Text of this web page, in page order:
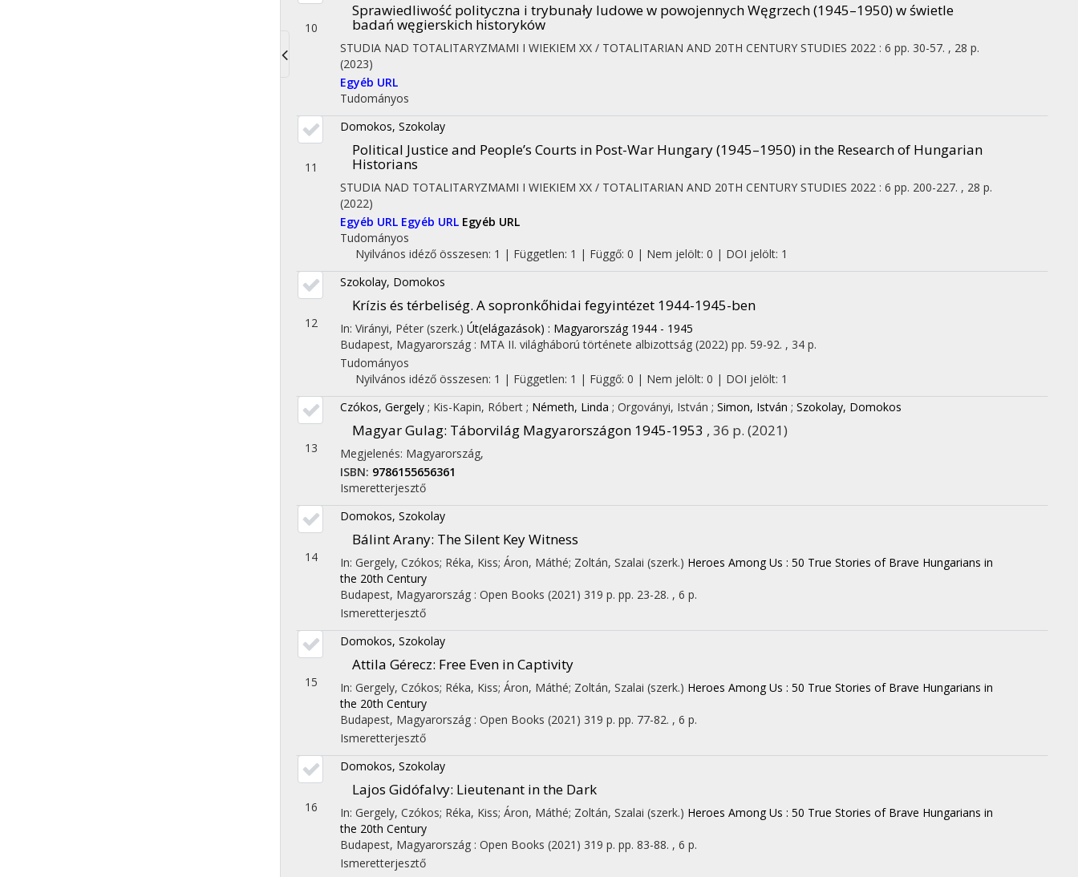
navigation
10
Sprawiedliwość polityczna i trybunały ludowe w powojennych Węgrzech (1945–1950) w świetle
badań węgierskich historyków
STUDIA NAD TOTALITARYZMAMI I WIEKIEM XX / TOTALITARIAN AND 20TH CENTURY STUDIES 2022 : 6 pp. 30-57. , 28 p.
(2023)
Egyéb URL
Tudományos
11
Domokos, Szokolay
Political Justice and People’s Courts in Post-War Hungary (1945–1950) in the Research of Hungarian
Historians
STUDIA NAD TOTALITARYZMAMI I WIEKIEM XX / TOTALITARIAN AND 20TH CENTURY STUDIES 2022 : 6 pp. 200-227. , 28 p.
(2022)
Egyéb URL Egyéb URL Egyéb URL
Tudományos
Nyilvános idéző összesen: 1 | Független: 1 | Függő: 0 | Nem jelölt: 0 | DOI jelölt: 1
12
Szokolay, Domokos
Krízis és térbeliség. A sopronkőhidai fegyintézet 1944-1945-ben
In: Virányi, Péter (szerk.) Út(elágazások) : Magyarország 1944 - 1945
Budapest, Magyarország : MTA II. világháború története albizottság (2022) pp. 59-92. , 34 p.
Tudományos
Nyilvános idéző összesen: 1 | Független: 1 | Függő: 0 | Nem jelölt: 0 | DOI jelölt: 1
13
Czókos, Gergely ; Kis-Kapin, Róbert ; Németh, Linda ; Orgoványi, István ; Simon, István ; Szokolay, Domokos
Magyar Gulag: Táborvilág Magyarországon 1945-1953 , 36 p. (2021)
Megjelenés: Magyarország,
ISBN: 9786155656361
Ismeretterjesztő
14
Domokos, Szokolay
Bálint Arany: The Silent Key Witness
In: Gergely, Czókos; Réka, Kiss; Áron, Máthé; Zoltán, Szalai (szerk.) Heroes Among Us : 50 True Stories of Brave Hungarians in
the 20th Century
Budapest, Magyarország : Open Books (2021) 319 p. pp. 23-28. , 6 p.
Ismeretterjesztő
15
Domokos, Szokolay
Attila Gérecz: Free Even in Captivity
In: Gergely, Czókos; Réka, Kiss; Áron, Máthé; Zoltán, Szalai (szerk.) Heroes Among Us : 50 True Stories of Brave Hungarians in
the 20th Century
Budapest, Magyarország : Open Books (2021) 319 p. pp. 77-82. , 6 p.
Ismeretterjesztő
16
Domokos, Szokolay
Lajos Gidófalvy: Lieutenant in the Dark
In: Gergely, Czókos; Réka, Kiss; Áron, Máthé; Zoltán, Szalai (szerk.) Heroes Among Us : 50 True Stories of Brave Hungarians in
the 20th Century
Budapest, Magyarország : Open Books (2021) 319 p. pp. 83-88. , 6 p.
Ismeretterjesztő